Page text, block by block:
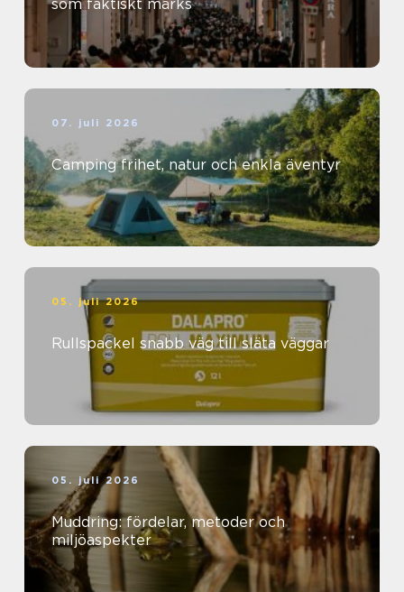
som faktiskt märks
07. juli 2026
Camping frihet, natur och enkla äventyr
05. juli 2026
Rullspackel snabb väg till släta väggar
05. juli 2026
Muddring: fördelar, metoder och
miljöaspekter